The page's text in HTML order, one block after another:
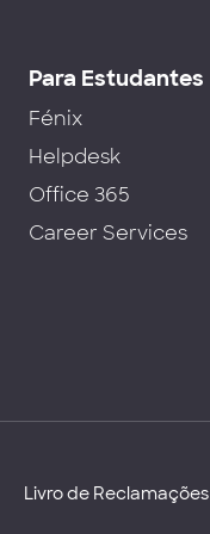
Para Estudantes
Fénix
Helpdesk
Office 365
Career Services
Livro de Reclamações